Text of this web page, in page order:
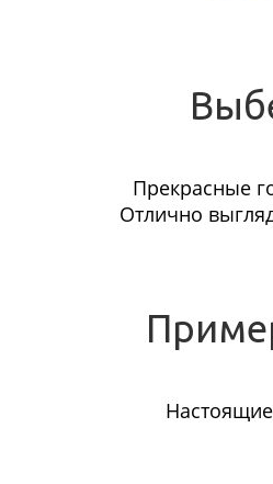
Прекрасные
Отлично